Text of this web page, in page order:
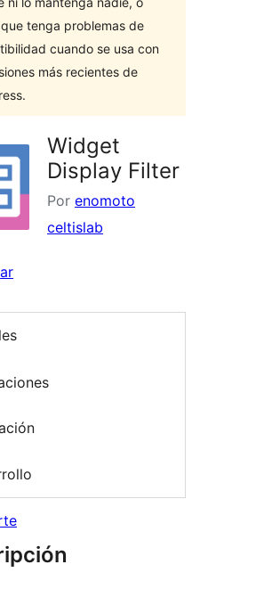
tenga problemas de
cuando se usa con
más recientes de
Widget
Display Filter
Por enomoto
celtislab